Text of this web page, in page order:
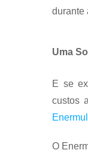
durante
Uma
E se
custos
O